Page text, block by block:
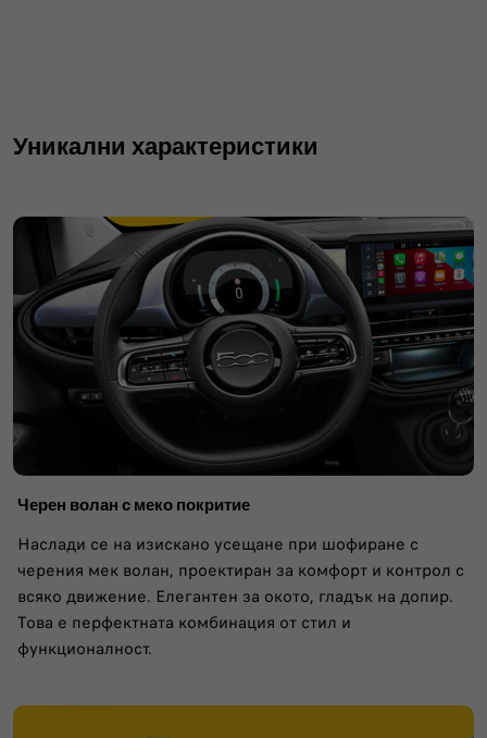
Уникални характеристики
Черен волан с меко покритие
Наслади се на изискано усещане при шофиране с
черения мек волан, проектиран за комфорт и контрол с
всяко движение. Елегантен за окото, гладък на допир.
Това е перфектната комбинация от стил и
функционалност.​